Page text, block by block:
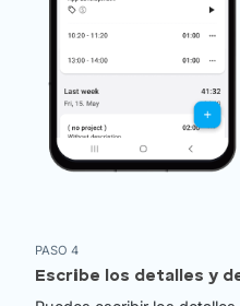
PASO 4
Escribe los detalles y